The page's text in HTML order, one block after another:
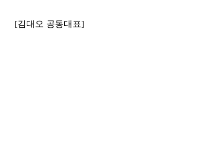
[김대오 공동대표]